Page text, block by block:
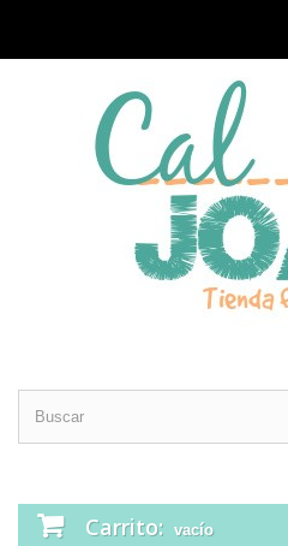
Carrito: vacío